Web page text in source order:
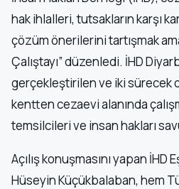
hak ihlalleri, tutsakların karşı
çözüm önerilerini tartışmak
Çalıştayı” düzenledi. İHD
gerçekleştirilen ve iki sürecek
kentten cezaevi alanında
temsilcileri ve insan hakları
Açılış konuşmasını yapan İHD
Hüseyin Küçükbalaban, hem